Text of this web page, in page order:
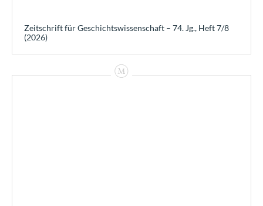
Zeitschrift für Geschichtswissenschaft – 74. Jg., Heft 7/8
(2026)